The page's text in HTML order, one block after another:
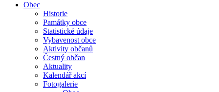
Obec
Historie
Památky obce
Statistické údaje
Vybavenost obce
Aktivity občanů
Čestný občan
Aktuality
Kalendář akcí
Fotogalerie